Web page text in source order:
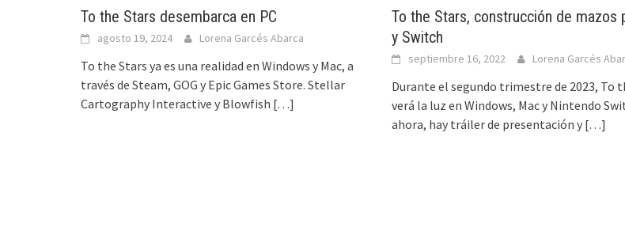
To the Stars desembarca en PC
agosto 19, 2024 Lorena Garcés Abarca
To the Stars ya es una realidad en Windows y Mac, a
través de Steam, GOG y Epic Games Store. Stellar
Cartography Interactive y Blowfish […]
To the Stars, construcción de mazos
y Switch
septiembre 16, 2022 Lorena Garcés
Durante el segundo trimestre de 2023, To
verá la luz en Windows, Mac y Nintendo
ahora, hay tráiler de presentación y […]